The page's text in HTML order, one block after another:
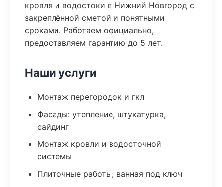
кровля и водостоки в Нижний Новгород с
закреплённой сметой и понятными
сроками. Работаем официально,
предоставляем гарантию до 5 лет.
Наши услуги
Монтаж перегородок и гкл
Фасады: утепление, штукатурка,
сайдинг
Монтаж кровли и водосточной
системы
Плиточные работы, ванная под ключ